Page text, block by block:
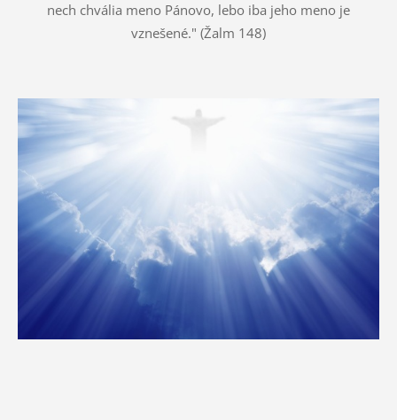
nech chvália meno Pánovo, lebo iba jeho meno je
vznešené." (Žalm 148)